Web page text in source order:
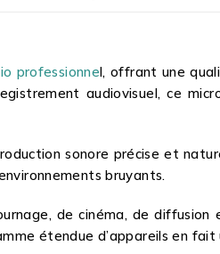
professionnel, offrant une
audiovisuel, ce
sonore précise et
bruyants.
de cinéma, de diffusion
étendue d’appareils en